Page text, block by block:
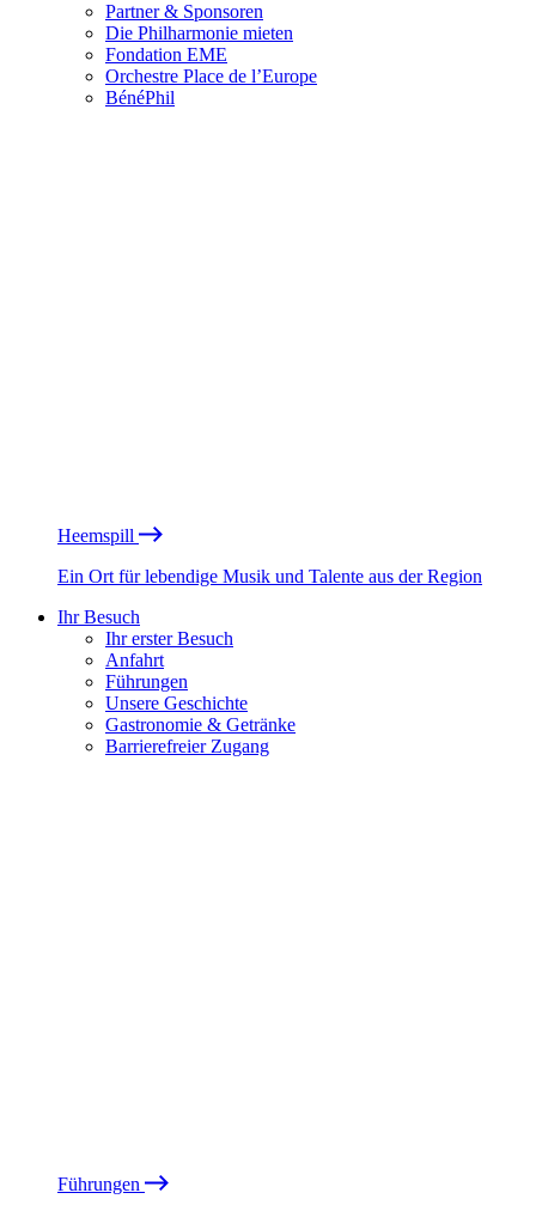
Partner & Sponsoren
Die Philharmonie mieten
Fondation EME
Orchestre Place de l’Europe
BénéPhil
Heemspill
Ein Ort für lebendige Musik und Talente aus der Region
Ihr Besuch
Ihr erster Besuch
Anfahrt
Führungen
Unsere Geschichte
Gastronomie & Getränke
Barrierefreier Zugang
Führungen